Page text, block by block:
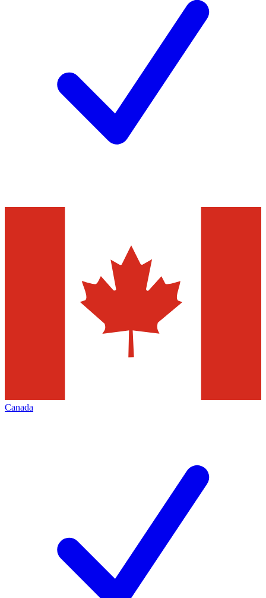
Canada